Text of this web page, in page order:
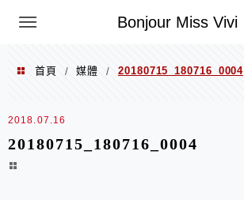
Bonjour Miss Vivi
選單
首頁 / 媒體 / 20180715_180716_0004
2018.07.16
20180715_180716_0004